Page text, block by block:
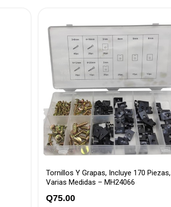
Tornillos Y Grapas, Incluye 170 Piezas,
Varias Medidas – MH24066
Q75.00